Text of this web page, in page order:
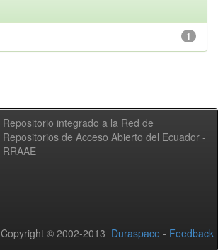
1
Repositorio integrado a la Red de
Repositorios de Acceso Abierto del Ecuador -
RRAAE
Copyright © 2002-2013 Duraspace - Feedback